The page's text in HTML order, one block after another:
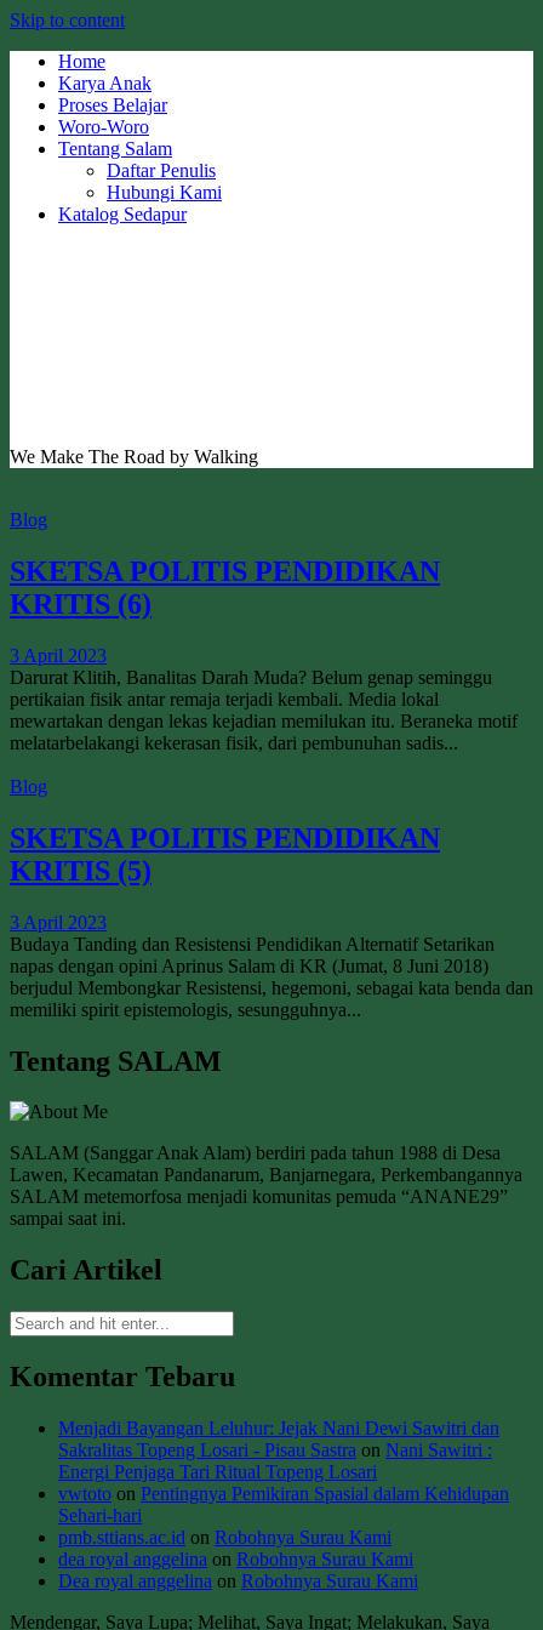
Skip to content
Home
Karya Anak
Proses Belajar
Woro-Woro
Tentang Salam
Daftar Penulis
Hubungi Kami
Katalog Sedapur
We Make The Road by Walking
Blog
SKETSA POLITIS PENDIDIKAN
KRITIS (6)
3 April 2023
Darurat Klitih, Banalitas Darah Muda? Belum genap seminggu
pertikaian fisik antar remaja terjadi kembali. Media lokal
mewartakan dengan lekas kejadian memilukan itu. Beraneka motif
melatarbelakangi kekerasan fisik, dari pembunuhan sadis...
Blog
SKETSA POLITIS PENDIDIKAN
KRITIS (5)
3 April 2023
Budaya Tanding dan Resistensi Pendidikan Alternatif Setarikan
napas dengan opini Aprinus Salam di KR (Jumat, 8 Juni 2018)
berjudul Membongkar Resistensi, hegemoni, sebagai kata benda dan
memiliki spirit epistemologis, sesungguhnya...
Tentang SALAM
SALAM (Sanggar Anak Alam) berdiri pada tahun 1988 di Desa
Lawen, Kecamatan Pandanarum, Banjarnegara, Perkembangannya
SALAM metemorfosa menjadi komunitas pemuda “ANANE29”
sampai saat ini.
Cari Artikel
Komentar Tebaru
Menjadi Bayangan Leluhur: Jejak Nani Dewi Sawitri dan
Sakralitas Topeng Losari - Pisau Sastra on Nani Sawitri :
Energi Penjaga Tari Ritual Topeng Losari
vwtoto on Pentingnya Pemikiran Spasial dalam Kehidupan
Sehari-hari
pmb.sttians.ac.id on Robohnya Surau Kami
dea royal anggelina on Robohnya Surau Kami
Dea royal anggelina on Robohnya Surau Kami
Mendengar, Saya Lupa; Melihat, Saya Ingat; Melakukan, Saya